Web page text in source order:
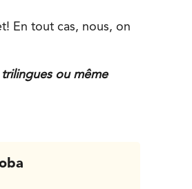
En tout cas, nous, on
ou même